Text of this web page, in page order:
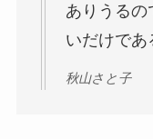
ありうるの
いだけであ
秋山さと子